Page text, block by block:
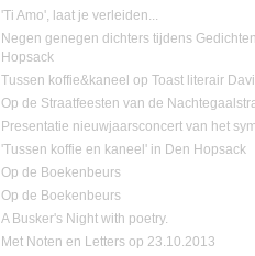
'Ti Amo', laat je verleiden...
Negen genegen dichters tijdens
Hopsack
Tussen koffie&kaneel op Toast literair
Op de Straatfeesten van de
Presentatie nieuwjaarsconcert van het
'Tussen koffie en kaneel' in Den Hopsack
Op de Boekenbeurs
Op de Boekenbeurs
A Busker's Night with poetry.
Met Noten en Letters op 23.10.2013